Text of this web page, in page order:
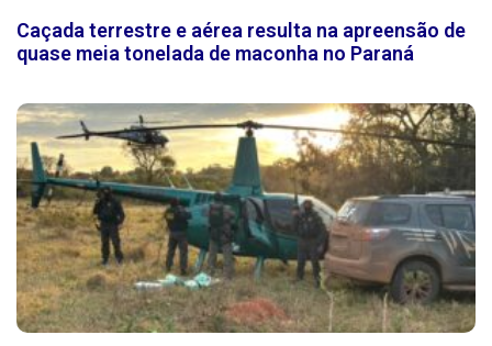
Caçada terrestre e aérea resulta na apreensão de
quase meia tonelada de maconha no Paraná